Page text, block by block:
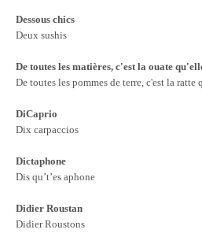
Dessous chics
Deux sushis
De toutes les matières, c'est la ouate
De toutes les pommes de terre, c'est la ratte
DiCaprio
Dix carpaccios
Dictaphone
Dis qu’t’es aphone
Didier Roustan
Didier Roustons